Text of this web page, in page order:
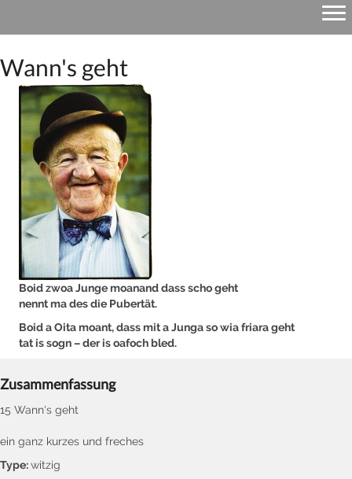
Wann's geht
Boid zwoa Junge moanand dass scho geht
nennt ma des die Pubertät.
Boid a Oita moant, dass mit a Junga so wia friara geht
tat is sogn – der is oafoch bled.
Zusammenfassung
15 Wann's geht
ein ganz kurzes und freches
Type:witzig